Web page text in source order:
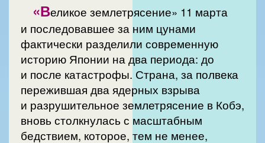
«Великое землетрясение» 11 марта
и последовавшее за ним цунами
фактически разделили современную
историю Японии на два периода: до
и после катастрофы. Страна, за полвека
пережившая два ядерных взрыва
и разрушительное землетрясение в Кобэ,
вновь столкнулась с масштабным
бедствием, которое, тем не менее,